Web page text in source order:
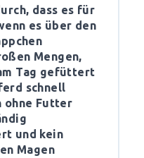
dass es für
es über den
Mengen,
Tag gefüttert
schnell
ohne Futter
und kein
Magen